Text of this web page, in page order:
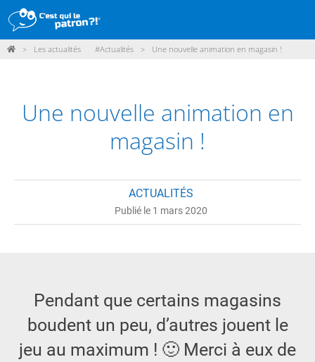
POINTS DE VENTE
PARTICIPER
ACTUALITÉS
ME CONNECTER / ADHÉRER
> Les actualités #Actualités > Une nouvelle animation en magasin !
Une nouvelle animation en
magasin !
ACTUALITÉS
Publié le 1 mars 2020
Pendant que certains magasins
boudent un peu, d’autres jouent le
jeu au maximum ! 🙂 Merci à eux de